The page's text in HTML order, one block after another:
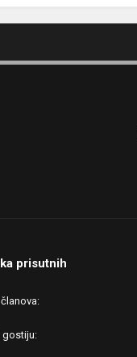
prisutnih
gostiju